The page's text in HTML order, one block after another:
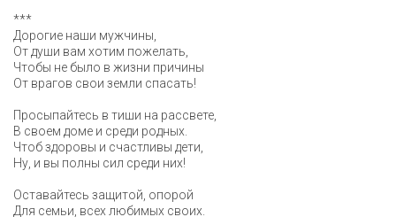
***
Дорогие наши мужчины,
От души вам хотим пожелать,
Чтобы не было в жизни причины
От врагов свои земли спасать!
Просыпайтесь в тиши на рассвете,
В своем доме и среди родных.
Чтоб здоровы и счастливы дети,
Ну, и вы полны сил среди них!
Оставайтесь защитой, опорой
Для семьи, всех любимых своих.